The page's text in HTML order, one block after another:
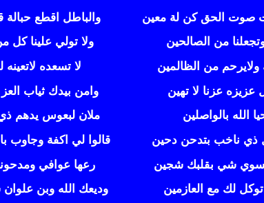
صوت الحق كن لة معين
والباطل اقطع حبالة
وتجعلنا من الصالحين
ولا تولي علينا كل
ولايرحم من الظالمين
لا تسعده لاتعينه ل
عزيزه عزنا لا تهين
وامن بيدك ثياب العز
حيا الله بالواصلين
ملان لبعوس يدهم
ذي ناخب بتدحن دحين
قالوا لي اكفة وجاوب
تسوي شي بقلبك شجين
رعها عوافي
توكل لك مع العازمين
وديعك الله وبن